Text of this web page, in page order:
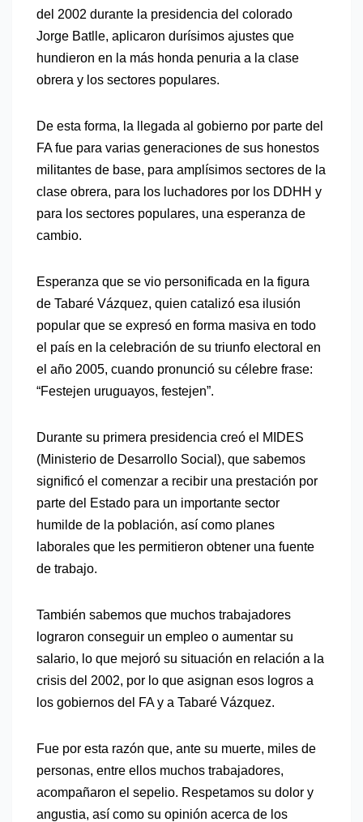
del 2002 durante la presidencia del colorado
Jorge Batlle, aplicaron durísimos ajustes que
hundieron en la más honda penuria a la clase
obrera y los sectores populares.
De esta forma, la llegada al gobierno por parte del
FA fue para varias generaciones de sus honestos
militantes de base, para amplísimos sectores de la
clase obrera, para los luchadores por los DDHH y
para los sectores populares, una esperanza de
cambio.
Esperanza que se vio personificada en la figura
de Tabaré Vázquez, quien catalizó esa ilusión
popular que se expresó en forma masiva en todo
el país en la celebración de su triunfo electoral en
el año 2005, cuando pronunció su célebre frase:
“Festejen uruguayos, festejen”.
Durante su primera presidencia creó el MIDES
(Ministerio de Desarrollo Social), que sabemos
significó el comenzar a recibir una prestación por
parte del Estado para un importante sector
humilde de la población, así como planes
laborales que les permitieron obtener una fuente
de trabajo.
También sabemos que muchos trabajadores
lograron conseguir un empleo o aumentar su
salario, lo que mejoró su situación en relación a la
crisis del 2002, por lo que asignan esos logros a
los gobiernos del FA y a Tabaré Vázquez.
Fue por esta razón que, ante su muerte, miles de
personas, entre ellos muchos trabajadores,
acompañaron el sepelio. Respetamos su dolor y
angustia, así como su opinión acerca de los